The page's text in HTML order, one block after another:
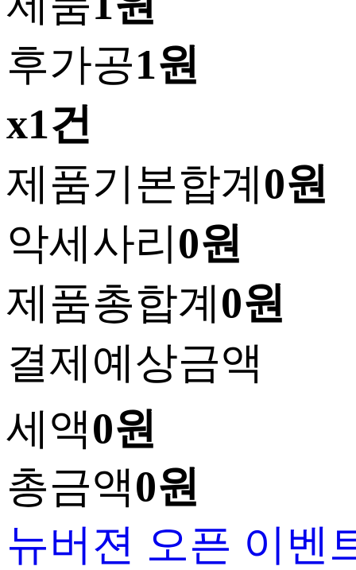
후가공1원
x1건
제품기본합계0원
악세사리0원
제품총합계0원
결제예상금액
세액0원
총금액0원
뉴버젼 오픈 이벤